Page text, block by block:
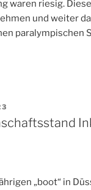
waren riesig.
und weiter
paralympischen
„boot“ in